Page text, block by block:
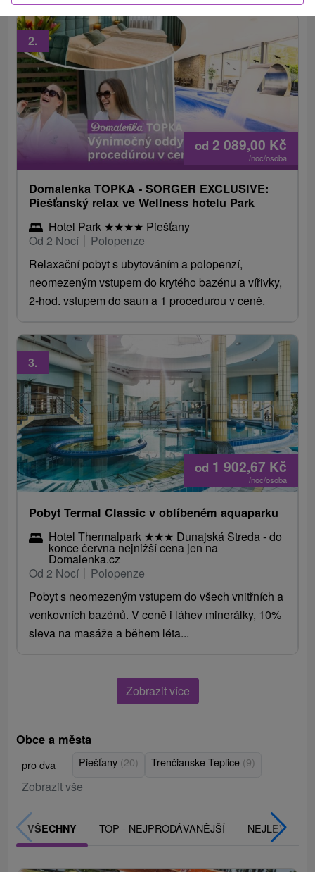
od 2 089,00 Kč
/noc/osoba
2.
Domalenka TOPKA - SORGER EXCLUSIVE:
Piešťanský relax ve Wellness hotelu Park
Hotel Park ★★★★ Piešťany
Od 2 Nocí
Polopenze
Relaxační pobyt s ubytováním a polopenzí,
neomezeným vstupem do krytého bazénu a vířivky,
2-hod. vstupem do saun a 1 procedurou v ceně.
od 1 902,67 Kč
/noc/osoba
3.
Pobyt Termal Classic v oblíbeném aquaparku
Hotel Thermalpark ★★★ Dunajská Streda - do
konce června nejnižší cena jen na
Domalenka.cz
Od 2 Nocí
Polopenze
Pobyt s neomezeným vstupem do všech vnitřních a
venkovních bazénů. V ceně i láhev minerálky, 10%
sleva na masáže a během léta...
Zobrazit více
Obce a města
pro dva Piešťany (20) Trenčianske Teplice (9)
Zobrazit vše
VŠECHNY TOP - NEJPRODÁVANĚJŠÍ NEJLEVNĚJŠÍ